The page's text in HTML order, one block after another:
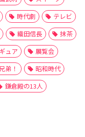
時代劇
テレビ
織田信長
抹茶
ュア
展覧会
弟！
昭和時代
鎌倉殿の13人